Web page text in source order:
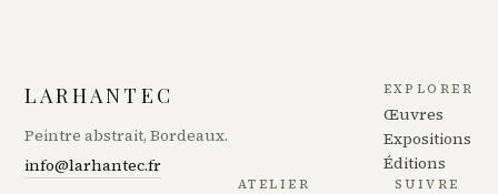
LARHANTEC
Peintre abstrait, Bordeaux.
info@larhantec.fr
EXPLORER
Œuvres
Expositions
Éditions
ATELIER SUIVRE